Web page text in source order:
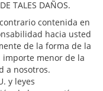
TALES DAÑOS.
contenida en
hacia usted
de la forma de la
menor de la
a nosotros.
y leyes